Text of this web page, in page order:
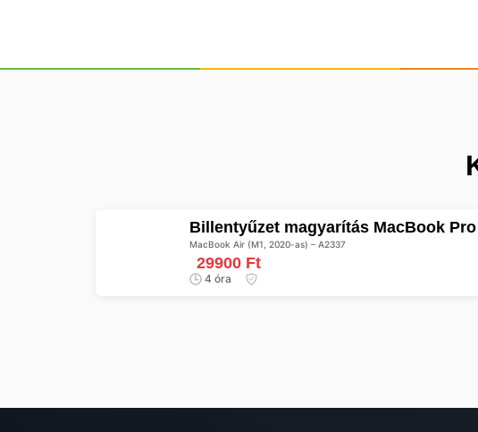
Billentyűzet magyarítás MacBook
MacBook Air (M1, 2020-as) – A2337
29900 Ft
4 óra